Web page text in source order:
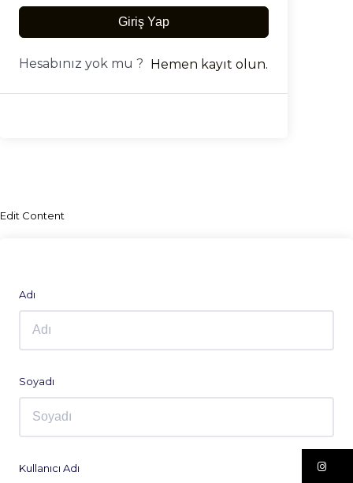
Giriş Yap
Hesabınız yok mu ? Hemen kayıt olun.
Edit Content
Adı
Soyadı
Kullanıcı Adı